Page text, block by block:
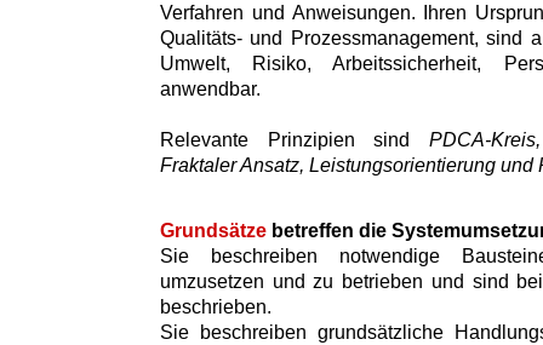
Verfahren und Anweisungen. Ihren
Qualitäts- und Prozessmanagement, sind
Umwelt, Risiko, Arbeitssicherheit,
anwendbar.
Relevante Prinzipien sind PDCA-
Fraktaler Ansatz, Leistungsorientierung und
Grundsätze betreffen die
Sie beschreiben notwendige
umzusetzen und zu betrieben und sind
beschrieben.
Sie beschreiben grundsätzliche